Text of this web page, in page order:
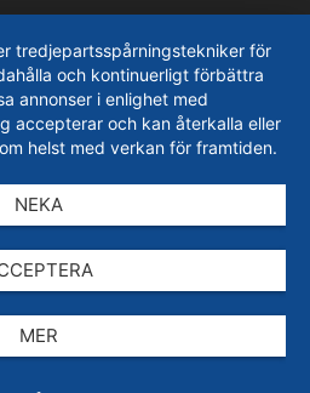
tredjepartsspårningstekniker för
och kontinuerligt förbättra
annonser i enlighet med
accepterar och kan återkalla eller
helst med verkan för framtiden.
NEKA
MER